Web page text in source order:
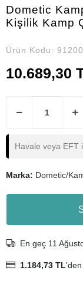
Dometic
Kişilik Kamp
Ürün Kodu:
10.689,30
Havale veya EFT
Marka: Dometic/
En geç 11
1.184,73 TL